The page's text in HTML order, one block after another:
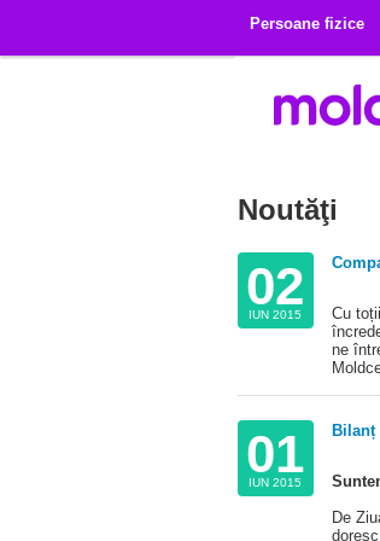
Persoane fizice
Noutăţi
02
IUN 2015
Cu
ne
01
IUN 2015
Bilanț
De